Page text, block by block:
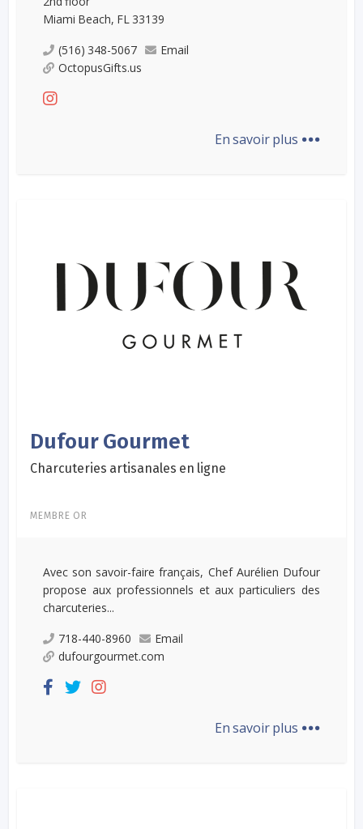
Miami Beach, FL 33139
(516) 348-5067
Email
OctopusGifts.us
En savoir plus ...
Dufour Gourmet
Charcuteries artisanales en ligne
MEMBRE OR
Avec son savoir-faire français, Chef Aurélien Dufour
propose aux professionnels et aux particuliers des
charcuteries...
718-440-8960
Email
dufourgourmet.com
En savoir plus ...